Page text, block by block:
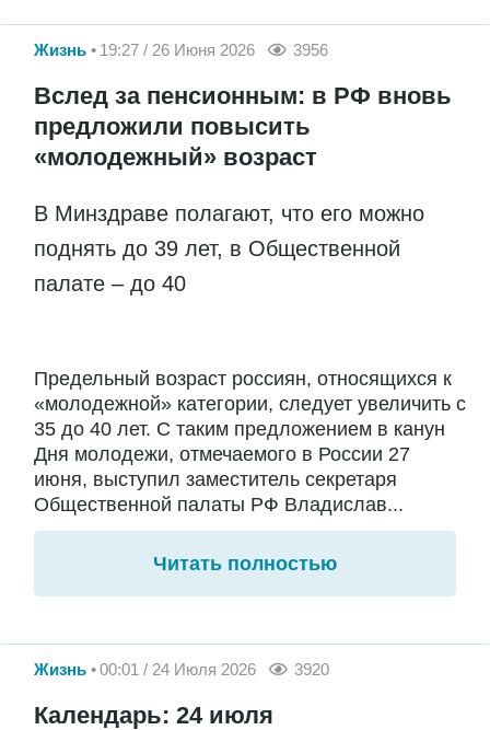
Жизнь 19:27 / 26 Июня 2026 3956
Вслед за пенсионным: в РФ вновь
предложили повысить
«молодежный» возраст
В Минздраве полагают, что его можно
поднять до 39 лет, в Общественной
палате – до 40
Предельный возраст россиян, относящихся к
«молодежной» категории, следует увеличить с
35 до 40 лет. С таким предложением в канун
Дня молодежи, отмечаемого в России 27
июня, выступил заместитель секретаря
Общественной палаты РФ Владислав...
Читать полностью
Жизнь 00:01 / 24 Июля 2026 3920
Календарь: 24 июля